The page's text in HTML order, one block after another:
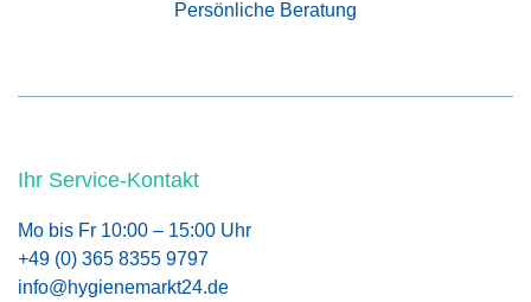
Persönliche Beratung
Ihr Service-Kontakt
Mo bis Fr 10:00 – 15:00 Uhr
+49 (0) 365 8355 9797
info@hygienemarkt24.de